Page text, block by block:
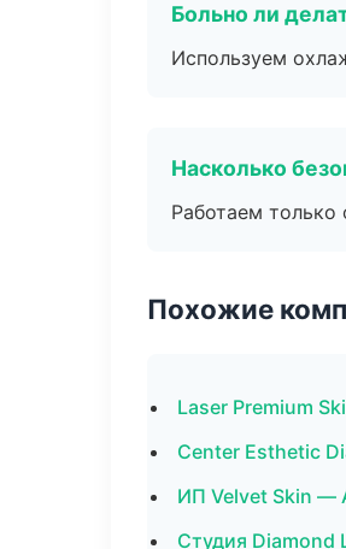
Больно ли
Используем
Насколько
Работаем
Похожие
Laser Premium
Center Esthetic
ИП Velvet Skin —
Студия